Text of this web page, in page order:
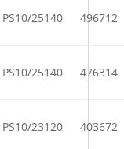
PS10/25140 496712
PS10/25140 476314
PS10/23120 403672